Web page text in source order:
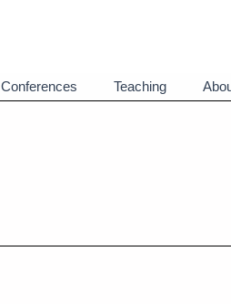
Conferences Teaching